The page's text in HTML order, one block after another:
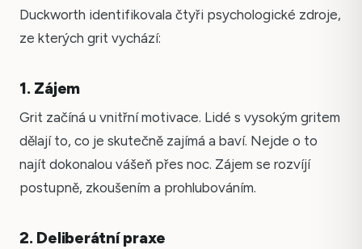
Duckworth identifikovala čtyři psychologické zdroje,
ze kterých grit vychází:
1. Zájem
Grit začíná u vnitřní motivace. Lidé s vysokým gritem
dělají to, co je skutečně zajímá a baví. Nejde o to
najít dokonalou vášeň přes noc. Zájem se rozvíjí
postupně, zkoušením a prohlubováním.
2. Deliberátní praxe